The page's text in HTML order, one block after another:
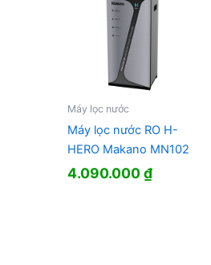
Máy lọc nước
Máy lọc nước RO H-
HERO Makano MN102
4.090.000₫